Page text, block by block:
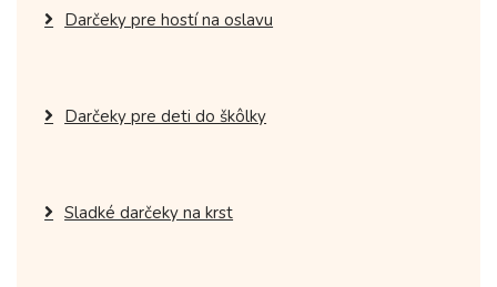
Darčeky pre hostí na oslavu
Darčeky pre deti do škôlky
Sladké darčeky na krst